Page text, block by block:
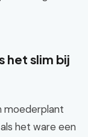
het slim bij
moederplant
het ware een